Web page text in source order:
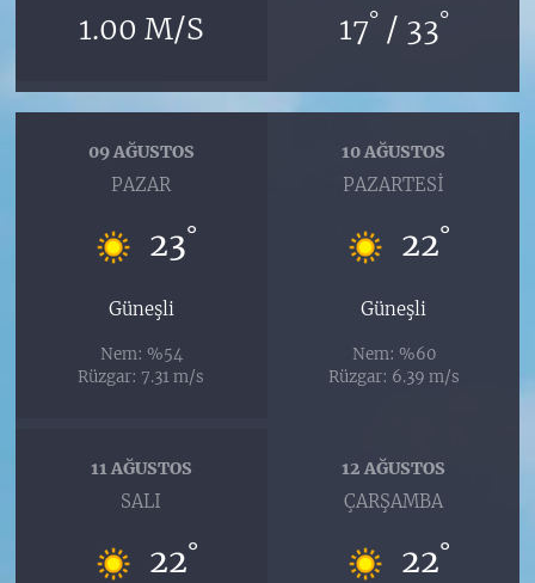
1.00 M/S 17° / 33°
09 AĞUSTOS
PAZAR
23°
Güneşli
Nem: %54
Rüzgar: 7.31 m/s
10 AĞUSTOS
PAZARTESI
22°
Güneşli
Nem: %60
Rüzgar: 6.39 m/s
11 AĞUSTOS
SALI
22°
12 AĞUSTOS
ÇARŞAMBA
22°